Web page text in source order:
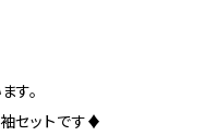
す。
セットです♦︎